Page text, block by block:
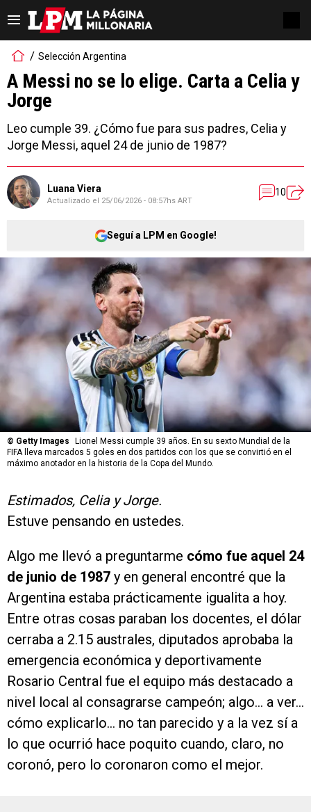
Selección Argentina
A Messi no se lo elige. Carta a Celia y
Jorge
Leo cumple 39. ¿Cómo fue para sus padres, Celia y
Jorge Messi, aquel 24 de junio de 1987?
Luana Viera
Actualizado el 25/06/2026 - 08:57hs ART
10
Seguí a LPM en Google!
© Getty Images
Lionel Messi cumple 39 años. En su sexto Mundial de la
FIFA lleva marcados 5 goles en dos partidos con los que se convirtió en el
máximo anotador en la historia de la Copa del Mundo.
Estimados, Celia y Jorge.
Estuve pensando en ustedes.
Algo me llevó a preguntarme cómo fue aquel 24
de junio de 1987 y en general encontré que la
Argentina estaba prácticamente igualita a hoy.
Entre otras cosas paraban los docentes, el dólar
cerraba a 2.15 australes, diputados aprobaba la
emergencia económica y deportivamente
Rosario Central fue el equipo más destacado a
nivel local al consagrarse campeón; algo… a ver…
cómo explicarlo… no tan parecido y a la vez sí a
lo que ocurrió hace poquito cuando, claro, no
coronó, pero lo coronaron como el mejor.